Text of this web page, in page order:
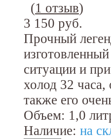
(1 отзыв)
3 150 руб.
Прочный
ситуации и
холод 32
также его
Объем: 1,0
Наличие: на